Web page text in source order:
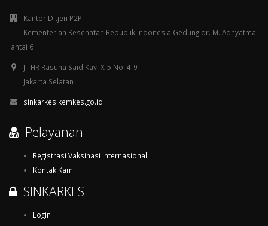
Kantor Ditjen P2P
Kementerian Kesehatan Republik Indonesia Gedung dr. M. Adhyatma
lantai 6
Jl. HR Rasuna Said Kav. X-5 No. 4-9
Jakarta Selatan
sinkarkes.kemkes.go.id
Pelayanan
Registrasi Vaksinasi Internasional
Kontak Kami
SINKARKES
Login